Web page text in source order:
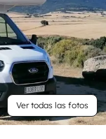
Ver todas las fotos